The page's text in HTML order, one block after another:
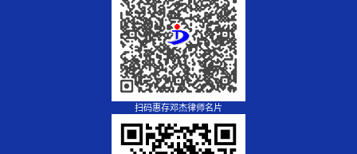
扫码惠存邓杰律师名片